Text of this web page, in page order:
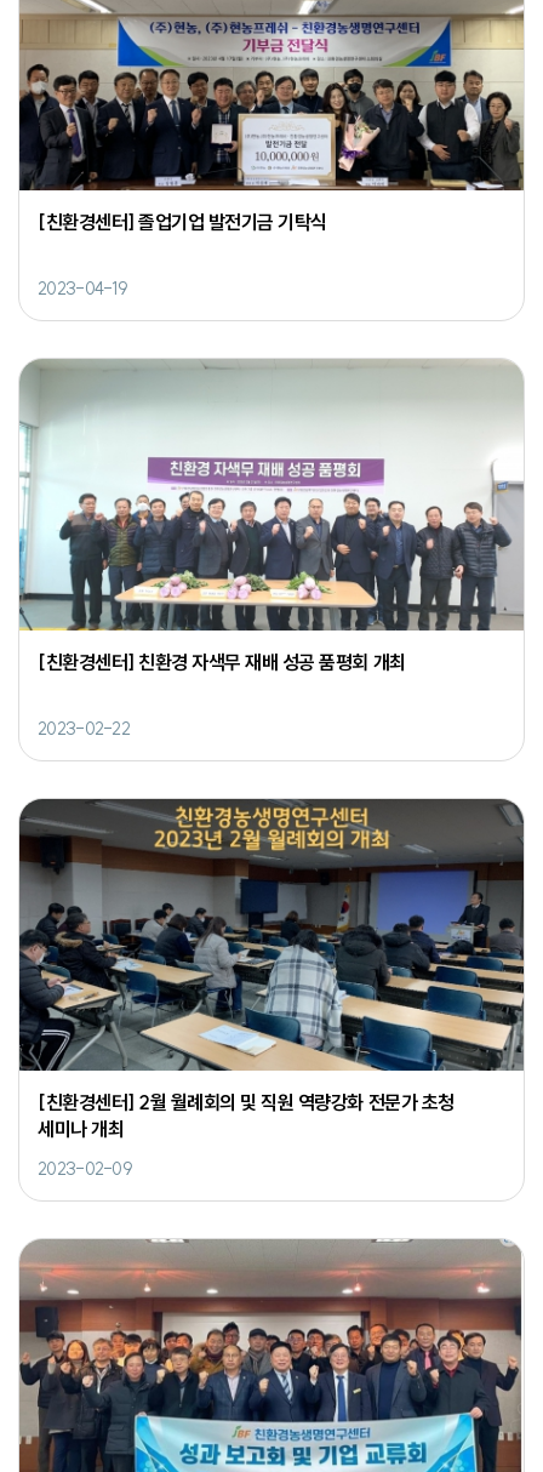
[친환경센터] 졸업기업 발전기금 기탁식
2023-04-19
[친환경센터] 친환경 자색무 재배 성공 품평회 개최
2023-02-22
[친환경센터] 2월 월례회의 및 직원 역량강화 전문가 초청
세미나 개최
2023-02-09